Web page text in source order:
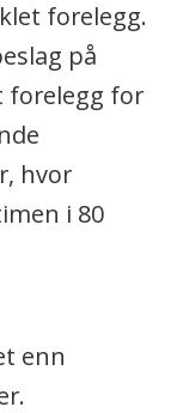
forelegg.
på
forelegg for
hvor
i 80
enn